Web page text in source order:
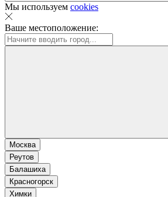
Мы используем cookies
Ваше местоположение:
Москва
Реутов
Балашиха
Красногорск
Химки